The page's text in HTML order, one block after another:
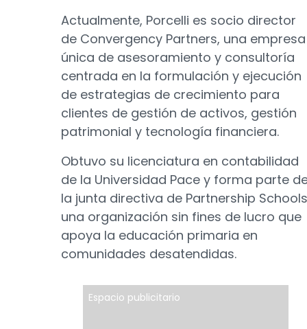
Actualmente, Porcelli es socio director
de Convergency Partners, una empresa
única de asesoramiento y consultoría
centrada en la formulación y ejecución
de estrategias de crecimiento para
clientes de gestión de activos, gestión
patrimonial y tecnología financiera.
Obtuvo su licenciatura en contabilidad
de la Universidad Pace y forma parte
la junta directiva de Partnership
una organización sin fines de lucro que
apoya la educación primaria en
comunidades desatendidas.
Espacio publicitario